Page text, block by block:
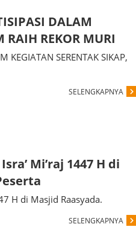
DALAM
RAIH REKOR MURI
KEGIATAN SERENTAK SIKAP,
SELENGKAPNYA
Mi’raj 1447 H di
H di Masjid Raasyada.
SELENGKAPNYA